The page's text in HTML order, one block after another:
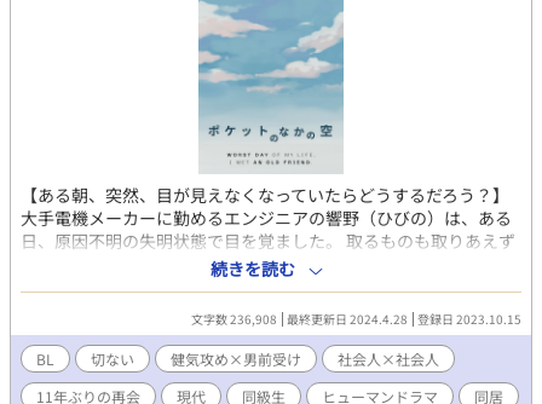
【ある朝、突然、目が見えなくなっていたらどうするだろう？】
大手電機メーカーに勤めるエンジニアの響野（ひびの）は、ある
日、原因不明の失明状態で目を覚ました。 取るものも取りあえず
向かった病院で、彼は中学時代に同級生だった水元（みずもと）
と再会する。 十一年前、響野や友人たちに何も告げることなく転
校していった水元は、複雑な家庭の事情を抱えていた。 目の不自
由な響野を見かねてサポートを申し出てくれた水元とすごすうち
に、友情だけではない感情を抱く響野だが、勇気を出して想いを
伝えても「その感情は一時的なもの」と否定されてしまい……？
続きを読む
文字数 236,908 最終更新日 2024.4.28 登録日 2023.10.15
BL 切ない 健気攻め×男前受け
社会人×社会人
11年ぶりの再会
現代 同級生 ヒューマンドラマ
同居